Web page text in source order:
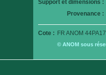
Support et dimensions :
Provenance :
Cote : FR ANOM
© ANOM sous